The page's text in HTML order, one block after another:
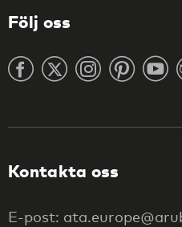
Följ oss
Kontakta oss
E-post: